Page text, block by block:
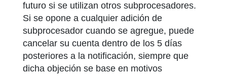
futuro si se utilizan otros subprocesadores.
Si se opone a cualquier adición de
subprocesador cuando se agregue, puede
cancelar su cuenta dentro de los 5 días
posteriores a la notificación, siempre que
dicha objeción se base en motivos